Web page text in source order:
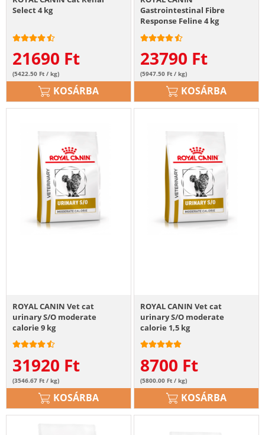
Select 4 kg
21690 Ft
(5422.50 Ft / kg)
KOSÁRBA
Gastrointestinal Fibre
Response Feline 4 kg
23790 Ft
(5947.50 Ft / kg)
KOSÁRBA
ROYAL CANIN Vet cat
urinary S/O moderate
calorie 9 kg
31920 Ft
(3546.67 Ft / kg)
KOSÁRBA
ROYAL CANIN Vet cat
urinary S/O moderate
calorie 1,5 kg
8700 Ft
(5800.00 Ft / kg)
KOSÁRBA